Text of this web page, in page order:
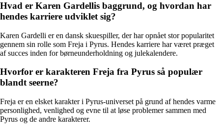
Hvad er Karen Gardellis baggrund, og hvordan har
hendes karriere udviklet sig?
Karen Gardelli er en dansk skuespiller, der har opnået stor popularitet
gennem sin rolle som Freja i Pyrus. Hendes karriere har været præget
af succes inden for børneunderholdning og julekalendere.
Hvorfor er karakteren Freja fra Pyrus så populær
blandt seerne?
Freja er en elsket karakter i Pyrus-universet på grund af hendes varme
personlighed, venlighed og evne til at løse problemer sammen med
Pyrus og de andre karakterer.